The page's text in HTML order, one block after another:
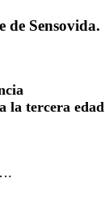
de Sensovida.
la tercera edad